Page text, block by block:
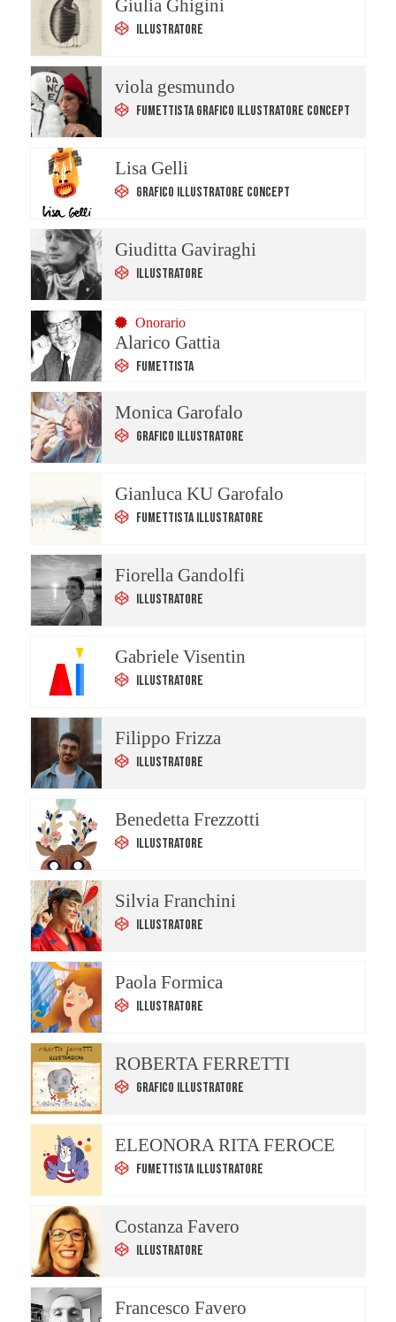
Giulia Ghigini
Illustratore
viola gesmundo
Fumettista Grafico Illustratore Concept
Lisa Gelli
Grafico Illustratore Concept
Giuditta Gaviraghi
Illustratore
Onorario
Alarico Gattia
Fumettista
Monica Garofalo
Grafico Illustratore
Gianluca KU Garofalo
Fumettista Illustratore
Fiorella Gandolfi
Illustratore
Gabriele Visentin
Illustratore
Filippo Frizza
Illustratore
Benedetta Frezzotti
Illustratore
Silvia Franchini
Illustratore
Paola Formica
Illustratore
ROBERTA FERRETTI
Grafico Illustratore
ELEONORA RITA FEROCE
Fumettista Illustratore
Costanza Favero
Illustratore
Francesco Favero